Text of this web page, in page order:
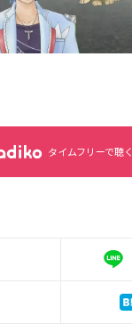
タイムフリーで聴く